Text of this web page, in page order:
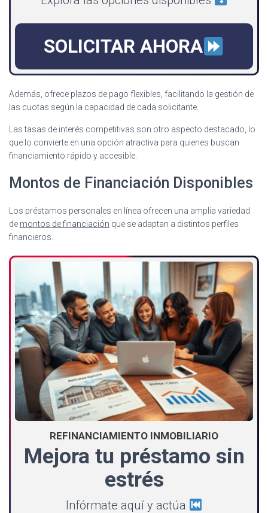
SOLICITAR AHORA
Además, ofrece plazos de pago flexibles, facilitando la gestión de
las cuotas según la capacidad de cada solicitante.
Las tasas de interés competitivas son otro aspecto destacado, lo
que lo convierte en una opción atractiva para quienes buscan
financiamiento rápido y accesible.
Montos de Financiación Disponibles
Los préstamos personales en línea ofrecen una amplia variedad
de montos de financiación que se adaptan a distintos perfiles
financieros.
REFINANCIAMIENTO INMOBILIARIO
Mejora tu préstamo sin
estrés
Infórmate aquí y actúa